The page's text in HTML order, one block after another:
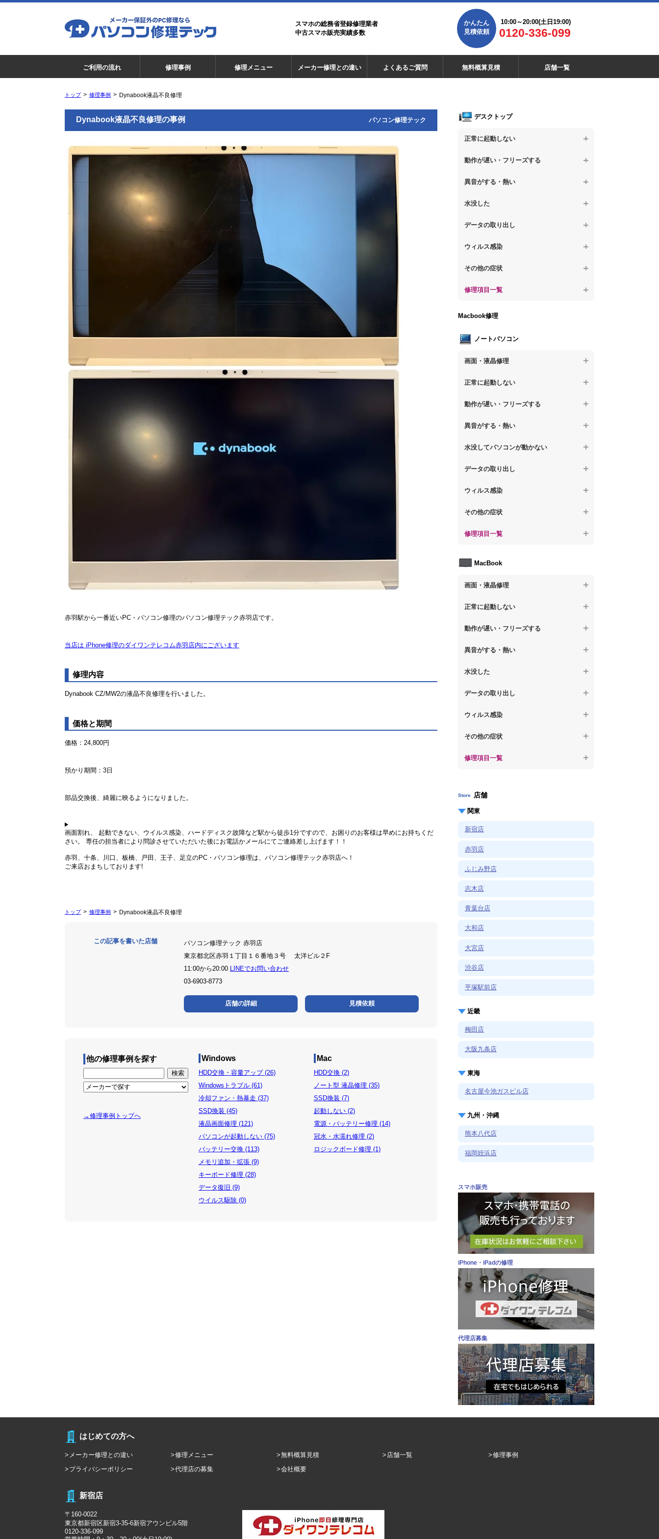
スマホの総務省登録修理業者
中古スマホ販売実績多数
かんたん
見積依頼
10:00～20:00(土日19:00)
0120-336-099
ご利用の流れ 修理事例 修理メニュー メーカー修理との違い よくあるご質問 無料概算見積 店舗一覧
トップ 修理事例 Dynabook液晶不良修理
Dynabook液晶不良修理の事例 パソコン修理テック
赤羽駅から一番近いPC・パソコン修理のパソコン修理テック赤羽店です。
当店は iPhone修理のダイワンテレコム赤羽店内にございます
修理内容
Dynabook CZ/MW2の液晶不良修理を行いました。
価格と期間
価格：24,800円
預かり期間：3日
部品交換後、綺麗に映るようになりました。
画面割れ、 起動できない、ウイルス感染、ハードディスク故障など駅から徒歩1分ですので、お困りのお客様は早めにお持ちくだ
さい。 専任の担当者により問診させていただいた後にお電話かメールにてご連絡差し上げます！！
赤羽、十条、川口、板橋、戸田、王子、足立のPC・パソコン修理は、パソコン修理テック赤羽店へ！
ご来店おまちしております!
トップ 修理事例 Dynabook液晶不良修理
この記事を書いた店舗
パソコン修理テック 赤羽店
東京都北区赤羽１丁目１６番地３号 太洋ビル２F
11:00から20:00 LINEでお問い合わせ
03-6903-8773
店舗の詳細 見積依頼
他の修理事例を探す
→修理事例トップへ
Windows
HDD交換・容量アップ (26)
Windowsトラブル (61)
冷却ファン・熱暴走 (37)
SSD換装 (45)
液晶画面修理 (121)
パソコンが起動しない (75)
バッテリー交換 (113)
メモリ追加・拡張 (9)
キーボード修理 (28)
データ復旧 (9)
ウイルス駆除 (0)
Mac
HDD交換 (2)
ノート型 液晶修理 (35)
SSD換装 (7)
起動しない (2)
電源・バッテリー修理 (14)
冠水・水濡れ修理 (2)
ロジックボード修理 (1)
デスクトップ
正常に起動しない
【デスクトップPC】電源を押しても反応が
【デスクトップPC】電源を入れても何も表
が固まる
返す
【デスクトップPC】修復モードから復旧で
【デスクトップPC】その他の起動しない問
動作が遅い・フリーズする
【デスクトップPC】操作中の動作が遅い
題
異音がする・熱い
【デスクトップPC】パソコンから異音がす
【デスクトップPC】パソコン本体が熱い
【デスクトップPC】異音や熱に関するその
水没した
【デスクトップPC】水没してパソコンが動
データの取り出し
【デスクトップPC】起動しないPCのデー
【デスクトップPC】ログインできないPC
他の問題
ウィルス感染
【デスクトップPC】特定のプログラムを削
【デスクトップPC】ウィルスにより正常動
【デスクトップPC】セキュリティ対策をし
【デスクトップPC】ウィルス感染のその他
の問題
その他の症状
【デスクトップPC】事例紹介
修理項目一覧
【デスクトップPC】電源故障
【デスクトップPC】液晶ディスプレイ交換
【デスクトップPC】マザーボード交換
Macbook修理
ノートパソコン
画面・液晶修理
【ノートパソコン】画面の割れ・破損
正常に起動しない
【ノートパソコン】電源を押しても反応が
【ノートパソコン】電源を押しても何も表
が固まる
り返す
【ノートパソコン】修復モードから復旧で
【ノートパソコン】その他の起動しない問
動作が遅い・フリーズする
【ノートパソコン】操作中の動作が重い
題
異音がする・熱い
【ノートパソコン】パソコンから異音がす
【ノートパソコン】パソコン本体が熱い
【ノートパソコン】異音や熱に関するその
水没してパソコンが動かない
【ノートパソコン】水没してパソコンが動
データの取り出し
【ノートパソコン】起動しないPCのデータ
【ノートパソコン】ログインできないPCの
【ノートパソコン】データ取り出しのその
ウィルス感染
【ノートパソコン】特定のプログラムを削
【ノートパソコン】ウィルスにより正常動
【ノートパソコン】セキュリティ対策をし
【ノートパソコン】ウィルス感染のその他
その他の症状
【ノートパソコン】事例紹介
修理項目一覧
【ノートパソコン】電源故障
【ノートパソコン】液晶ディスプレイ交換
【ノートパソコン】マザーボード修理
MacBook
画面・液晶修理
【macbook】画面の割れ・破損
のノイズが入る、色がおかしい、チラつく
【macbook】症状が選択肢にない、よく分
正常に起動しない
【macbook】電源ボタンを押しても反応が
【macbook】電源は入るが画面は真っ暗で
【macbook】症状が選択肢にない、よく分
動作が遅い・フリーズする
異音がする・熱い
【macbook】パソコンから異音がする
熱風が出ている
【macbook】症状が選択肢にない、よく分
水没した
【macbook】水没してパソコンが動かない
データの取り出し
【macbook】起動しないパソコンのデータ
【macbook】ログインできないパソコンの
ウィルス感染
【macbook】特定のプログラムを削除した
【macbook】症状が選択肢にない、よく分
その他の症状
修理項目一覧
Store 店舗
関東
新宿店
赤羽店
ふじみ野店
志木店
青葉台店
大和店
大宮店
渋谷店
平塚駅前店
近畿
梅田店
大阪九条店
東海
名古屋今池ガスビル店
九州・沖縄
熊本八代店
福岡姪浜店
スマホ販売
iPhone・iPadの修理
代理店募集
はじめての方へ
メーカー修理との違い 修理メニュー 無料概算見積 店舗一覧
修理事例
プライバシーポリシー
代理店の募集 会社概要
新宿店
〒160-0022
東京都新宿区新宿3-35-6新宿アウンビル5階
0120-336-099